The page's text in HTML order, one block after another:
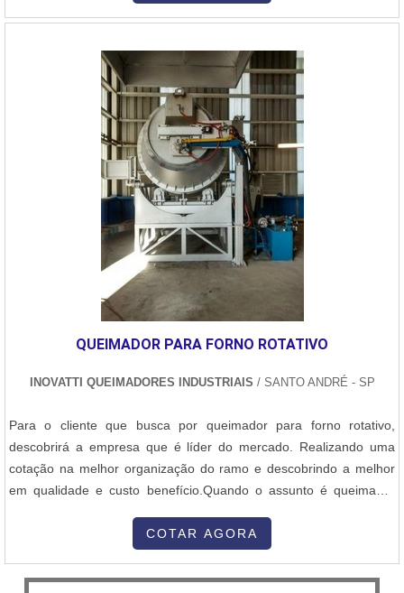
encontrará ótima qualidade com atendimento a indústrias de
QUEIMADOR PARA FORNO ROTATIVO
INOVATTI QUEIMADORES INDUSTRIAIS / SANTO ANDRÉ - SP
Para o cliente que busca por queimador para forno rotativo,
descobrirá a empresa que é líder do mercado. Realizando uma
cotação na melhor organização do ramo e descobrindo a melhor
em qualidade e custo benefício.Quando o assunto é queimador
encontrar proteção com soluções para estufas, fornos e
FORNO ROTATIVOA Inovatti Queimad...
COTAR AGORA